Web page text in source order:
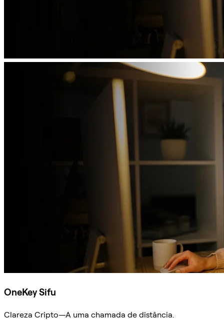
OneKey Sifu
Clareza Cripto—A uma chamada de distância.